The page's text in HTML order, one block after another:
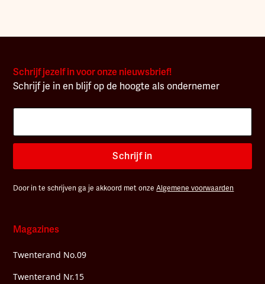
Schrijf jezelf in voor onze nieuwsbrief!
Schrijf je in en blijf op de hoogte als ondernemer
Schrijf in
Door in te schrijven ga je akkoord met onzeAlgemene voorwaarden
Magazines
Twenterand No.09
Twenterand Nr.15